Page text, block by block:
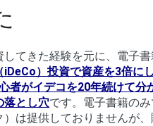
てきた経験を元に、電子
iDeCo）投資で資産を3倍に
者がイデコを20年続けて分
落とし穴です。電子書籍の
）は提供しておりませんが